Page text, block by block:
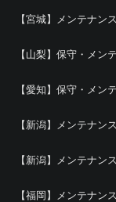
【宮城】メンテナン
【山梨】保守・メン
【愛知】保守・メン
【新潟】メンテナン
【新潟】メンテナン
【福岡】メンテナン